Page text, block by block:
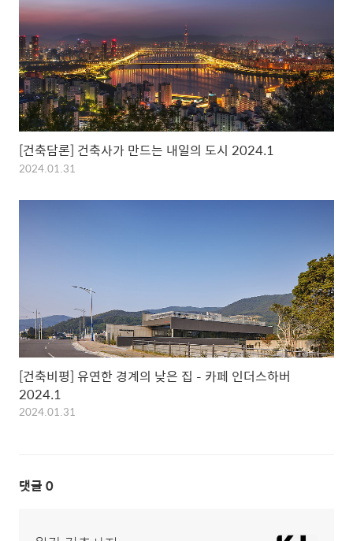
[건축담론] 건축사가 만드는 내일의 도시 2024.1
2024.01.31
[건축비평] 유연한 경계의 낮은 집 – 카페 인더스하버
2024.1
2024.01.31
댓글 0